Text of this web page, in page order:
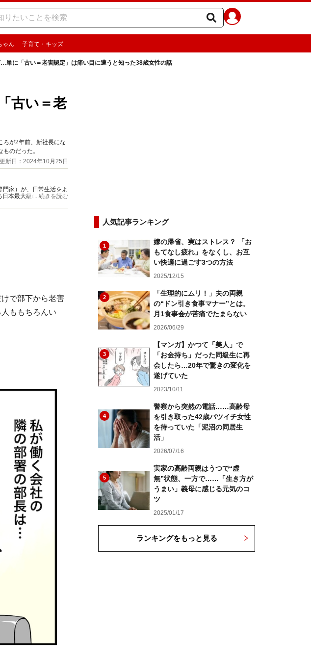
ゃん 子育て・キッズ
…単に「古い＝老害認定」は痛い目に遭うと知った38歳女性の話
古い＝老
ろが2年前、新社長にな
のだった。
更新日：2024年10月25日
門家）が、日常生活をよ
日本最大級の総合情報サ
...続きを読む
で部下から老害
ももちろんい
人気記事ランキング
1
嫁の帰省、実はストレス？ 「お
もてなし疲れ」をなくし、お互
い快適に過ごす3つの方法
2025/12/15
2
「生理的にムリ！」夫の両親
の“ドン引き食事マナー”とは。
月1食事会が苦痛でたまらない
2026/06/29
3
【マンガ】かつて「美人」で
「お金持ち」だった同級生に再
会したら…20年で驚きの変化を
遂げていた
2023/10/11
4
警察から突然の電話……高齢母
を引き取った42歳バツイチ女性
を待っていた「泥沼の同居生
活」
2026/07/16
5
実家の高齢両親はうつで“虚
無”状態、一方で……「生き方が
うまい」義母に感じる元気のコ
ツ
2025/01/17
ランキングをもっと見る